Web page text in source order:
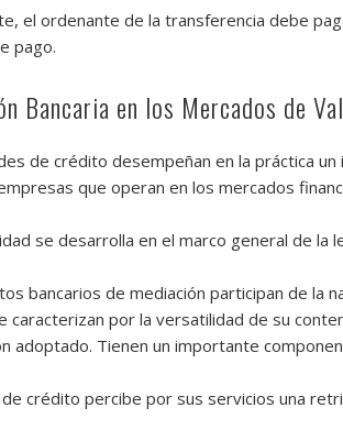
el ordenante de la transferencia debe
pago.
Bancaria en los Mercados de
de crédito desempeñan en la práctica
que operan en los mercados
se desarrolla en el marco general de la
bancarios de mediación participan de la
caracterizan por la versatilidad de su
adoptado. Tienen un importante
crédito percibe por sus servicios una